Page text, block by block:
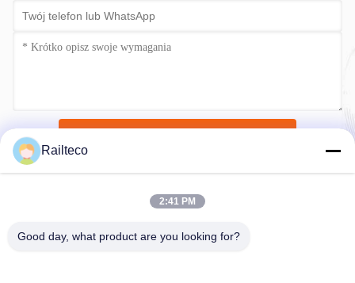
Railteco
2:41 PM
Good day, what product are you looking for?